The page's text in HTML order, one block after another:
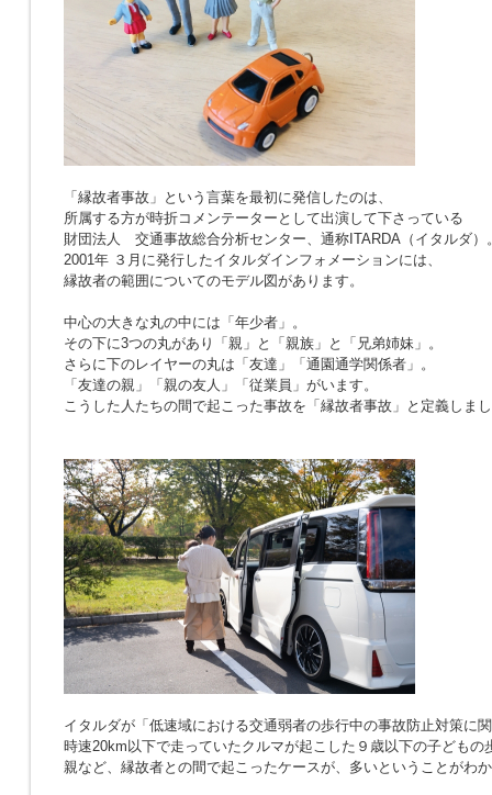
「縁故者事故」という言葉を最初に発信したのは、
所属する方が時折コメンテーターとして出演して下さっている
財団法人 交通事故総合分析センター、通称ITARDA（イタルダ）
2001年 ３月に発行したイタルダインフォメーションには、
縁故者の範囲についてのモデル図があります。
中心の大きな丸の中には「年少者」。
その下に3つの丸があり「親」と「親族」と「兄弟姉妹」。
さらに下のレイヤーの丸は「友達」「通園通学関係者」。
「友達の親」「親の友人」「従業員」がいます。
こうした人たちの間で起こった事故を「縁故者事故」と定義しま
イタルダが「低速域における交通弱者の歩行中の事故防止対策に
時速20km以下で走っていたクルマが起こした９歳以下の子どもの
親など、縁故者との間で起こったケースが、多いということがわ